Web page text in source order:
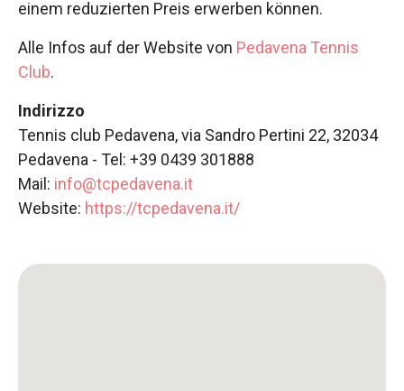
einem reduzierten Preis erwerben können.
Alle Infos auf der Website von Pedavena Tennis
Club.
Indirizzo
Tennis club Pedavena, via Sandro Pertini 22, 32034
Pedavena - Tel: +39 0439 301888
Mail: info@tcpedavena.it
Website: https://tcpedavena.it/